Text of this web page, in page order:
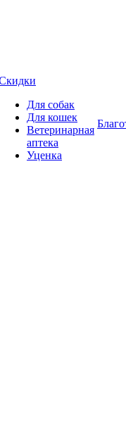
Для собак
Для кошек
Ветеринарная
аптека
Уценка